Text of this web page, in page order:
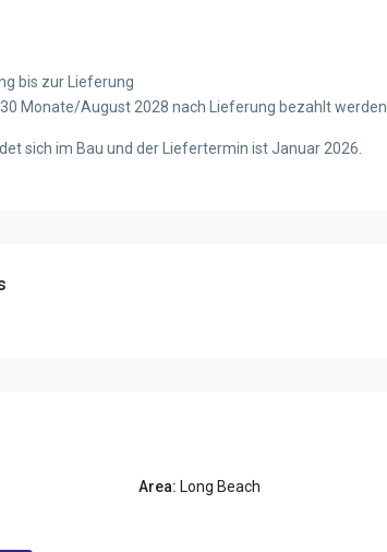
bis zur Lieferung
Monate/August 2028 nach Lieferung bezahlt werden.
sich im Bau und der Liefertermin ist Januar 2026.
Area: Long Beach